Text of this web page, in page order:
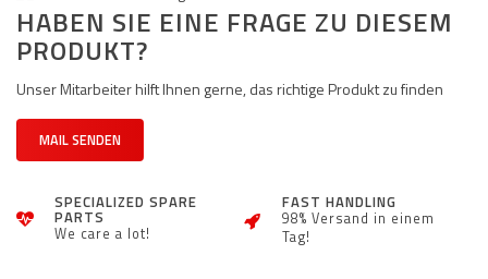
HABEN SIE EINE FRAGE ZU DIESEM
PRODUKT?
Unser Mitarbeiter hilft Ihnen gerne, das richtige Produkt zu finden
MAIL SENDEN
SPECIALIZED SPARE
PARTS
We care a lot!
FAST HANDLING
98% Versand in einem
Tag!